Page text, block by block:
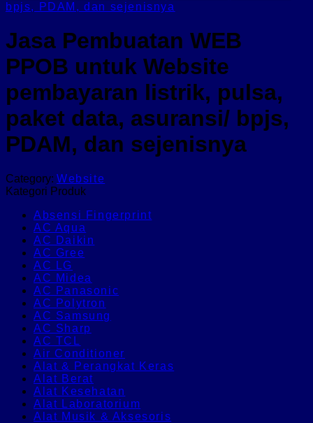
Jasa Pembuatan WEB
PPOB untuk Website
pembayaran listrik, pulsa,
paket data, asuransi/ bpjs,
PDAM, dan sejenisnya
Category: Website
Kategori Produk
Absensi Fingerprint
AC Aqua
AC Daikin
AC Gree
AC LG
AC Midea
AC Panasonic
AC Polytron
AC Samsung
AC Sharp
AC TCL
Air Conditioner
Alat & Perangkat Keras
Alat Berat
Alat Kesehatan
Alat Laboratorium
Alat Musik & Aksesoris